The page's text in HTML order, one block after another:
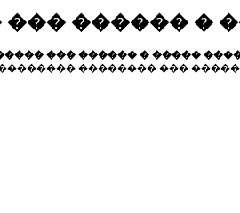
��� ������ �
��� ������ � �����
�������� ���